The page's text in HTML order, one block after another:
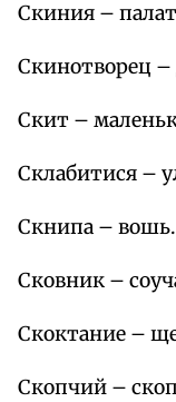
Скиния –
Скинотворец –
Скит –
Склабитися –
Скнипа – вошь.
Сковник –
Скоктание –
Скопчий –